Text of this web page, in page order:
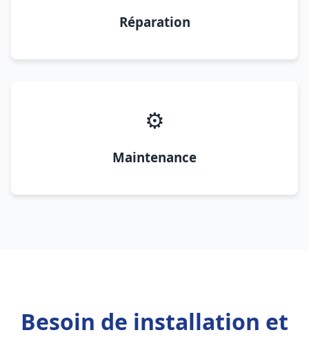
Réparation
⚙️
Maintenance
Besoin de installation et